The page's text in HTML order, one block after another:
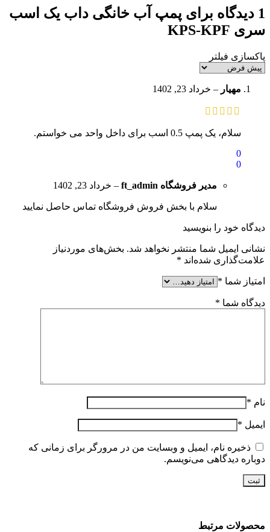
1 دیدگاه برای
پمپ آب خانگی داب یک اسب
سری KPS-KPF
پاکسازی فیلتر
مهیار – خرداد 23, 1402
سلام، یک پمپ 0.5 اسب برای داخل واحد می خواستم.
0
0
مدیر فروشگاه ft_admin
– خرداد 23, 1402
سلام با بخش فروش فروشگاه تماس حاصل نمایید
دیدگاه خود را بنویسید
نشانی ایمیل شما منتشر نخواهد شد. بخش‌های موردنیاز
علامت‌گذاری شده‌اند *
امتیاز شما *
دیدگاه شما *
نام *
ایمیل *
ذخیره نام، ایمیل و وبسایت من در مرورگر برای زمانی که
دوباره دیدگاهی می‌نویسم.
محصولات مرتبط